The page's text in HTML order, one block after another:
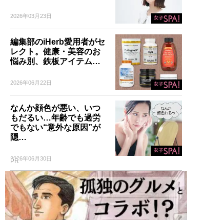
2026年03月23日
編集部のiHerb愛用者がセ
レクト。健康・美容のお
悩み別、鉄板アイテム…
2026年06月22日
なんか顔色が悪い、いつ
もだるい…年齢でも過労
でもない“意外な原因”が
隠…
2026年06月30日
PR